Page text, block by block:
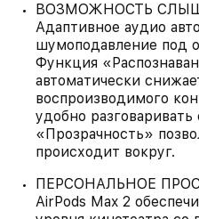
ВОЗМОЖНОСТЬ
Адаптивное аудио
шумоподавление под
Функция
автоматически
воспроизводимого
удобно
«Прозрачность»
происходит вокруг.
ПЕРСОНАЛЬНОЕ
AirPods Max 2